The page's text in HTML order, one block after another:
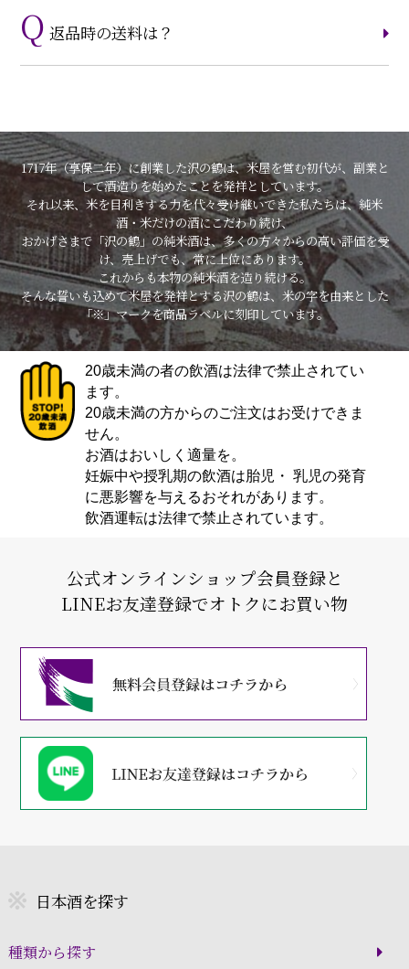
返品時の送料は？
1717年（享保二年）に創業した沢の鶴は、米屋を営む初代が、副業と
して酒造りを始めたことを発祥としています。
それ以来、米を目利きする力を代々受け継いできた私たちは、純米
酒・米だけの酒にこだわり続け、
おかげさまで「沢の鶴」の純米酒は、多くの方々からの高い評価を受
け、売上げでも、常に上位にあります。
これからも本物の純米酒を造り続ける。
そんな誓いも込めて米屋を発祥とする沢の鶴は、米の字を由来とした
「※」マークを商品ラベルに刻印しています。
20歳未満の者の飲酒は法律で禁止されてい
ます。
20歳未満の方からのご注文はお受けできま
せん。
お酒はおいしく適量を。
妊娠中や授乳期の飲酒は胎児・ 乳児の発育
に悪影響を与えるおそれがあります。
飲酒運転は法律で禁止されています。
公式オンラインショップ会員登録と
LINEお友達登録でオトクにお買い物
日本酒を探す
種類から探す